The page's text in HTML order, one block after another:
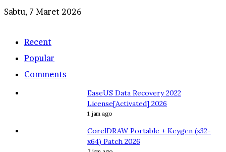
Sabtu, 7 Maret 2026
Recent
Popular
Comments
EaseUS Data Recovery 2022
License[Activated] 2026
1 jam ago
CorelDRAW Portable + Keygen (x32-
x64) Patch 2026